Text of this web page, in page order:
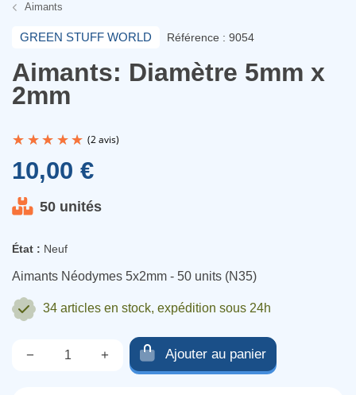
Aimants
GREEN STUFF WORLD Référence : 9054
Aimants: Diamètre 5mm x
2mm
10,00 €
50 unités
État : Neuf
Aimants Néodymes 5x2mm - 50 units (N35)
34 articles en stock, expédition sous 24h
− + Ajouter au panier